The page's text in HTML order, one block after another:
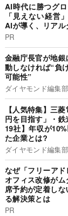
AI時代に勝つグ
「見えない経営
AIが導く、リアル
PR
金融庁長官が地
動しなければ“負
可能性”
ダイヤモンド編集
【人気特集】三
円を目指す」・
19社】年収が
た企業とは?
ダイヤモンド編集部
なぜ「フリーア
オフィス改修が
席予約が定着し
る解決策とは
PR